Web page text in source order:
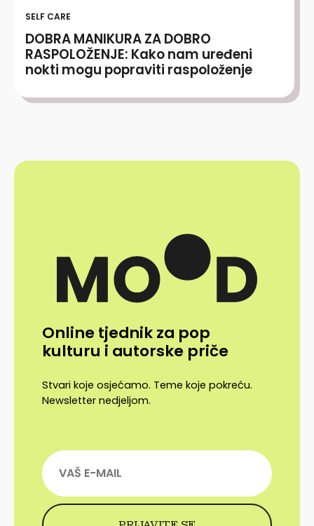
SELF CARE
DOBRA MANIKURA ZA DOBRO
RASPOLOŽENJE: Kako nam uređeni
nokti mogu popraviti raspoloženje
Online tjednik za pop
kulturu i autorske priče
Stvari koje osjećamo. Teme koje pokreću.
Newsletter nedjeljom.